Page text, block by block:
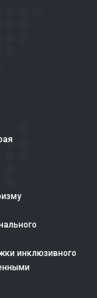
инклюзивного